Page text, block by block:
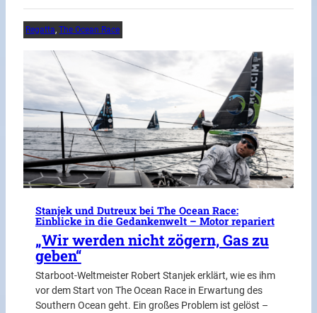
Regatta, The Ocean Race
Stanjek und Dutreux bei The Ocean Race:
Einblicke in die Gedankenwelt – Motor repariert
„Wir werden nicht zögern, Gas zu
geben“
Starboot-Weltmeister Robert Stanjek erklärt, wie es ihm
vor dem Start von The Ocean Race in Erwartung des
Southern Ocean geht. Ein großes Problem ist gelöst –